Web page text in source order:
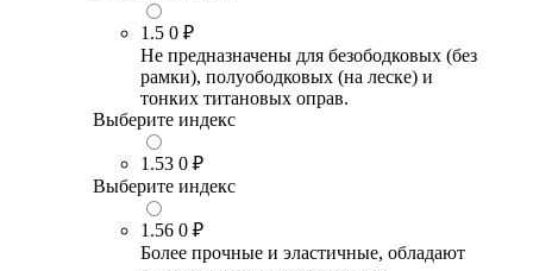
1.5 0 ₽
Не предназначены для безободковых (без
рамки), полуободковых (на леске) и
тонких титановых оправ.
Выберите индекс
1.53 0 ₽
Выберите индекс
1.56 0 ₽
Более прочные и эластичные, обладают